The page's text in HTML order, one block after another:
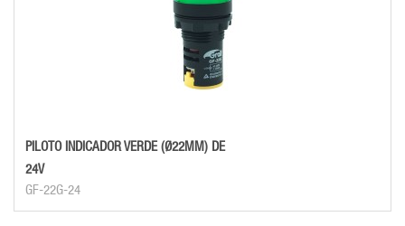
PILOTO INDICADOR VERDE (Ø22MM) DE
24V
GF-22G-24